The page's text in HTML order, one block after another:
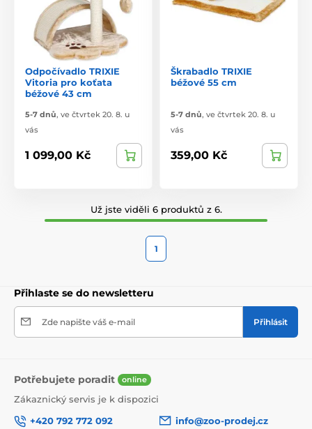
Odpočívadlo TRIXIE
Vitoria pro koťata
béžové 43 cm
5-7 dnů, ve čtvrtek 20. 8. u
vás
1 099,00 Kč
Škrabadlo TRIXIE
béžové 55 cm
5-7 dnů, ve čtvrtek 20. 8. u
vás
359,00 Kč
Už jste viděli 6 produktů z 6.
1
Přihlaste se do newsletteru
Zde napište váš e-mail Přihlásit
Potřebujete poradit online
Zákaznický servis je k dispozici
+420 792 772 092
info@zoo-prodej.cz